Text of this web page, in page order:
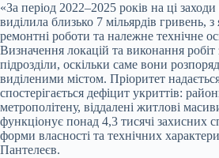
«За період 2022–2025 років на ці
виділила близько 7 мільярдів гривень,
ремонтні роботи та належне технічне
Визначення локацій та виконання
підрозділи, оскільки саме вони
виділеними містом. Пріоритет
спостерігається дефіцит укриттів:
метрополітену, віддалені житлові
функціонує понад 4,3 тисячі захисних
форми власності та технічних
Пантелеєв.